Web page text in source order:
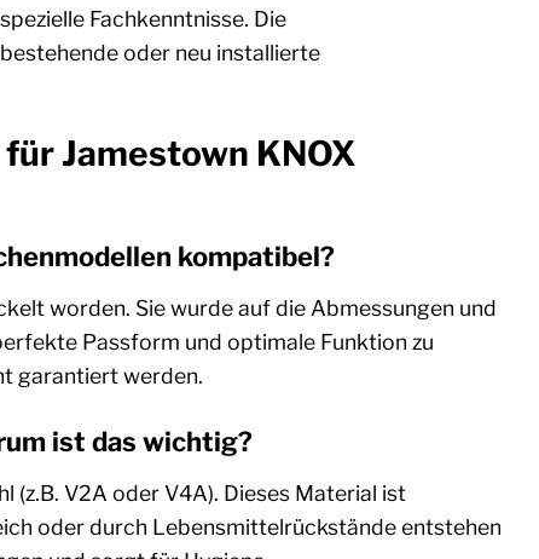
Fachkenntnisse. Die
oder neu installierte
Jamestown KNOX
kompatibel?
worden. Sie wurde auf die Abmessungen und
Passform und optimale Funktion zu
garantiert werden.
ist das wichtig?
V2A oder V4A). Dieses Material ist
oder durch Lebensmittelrückstände entstehen